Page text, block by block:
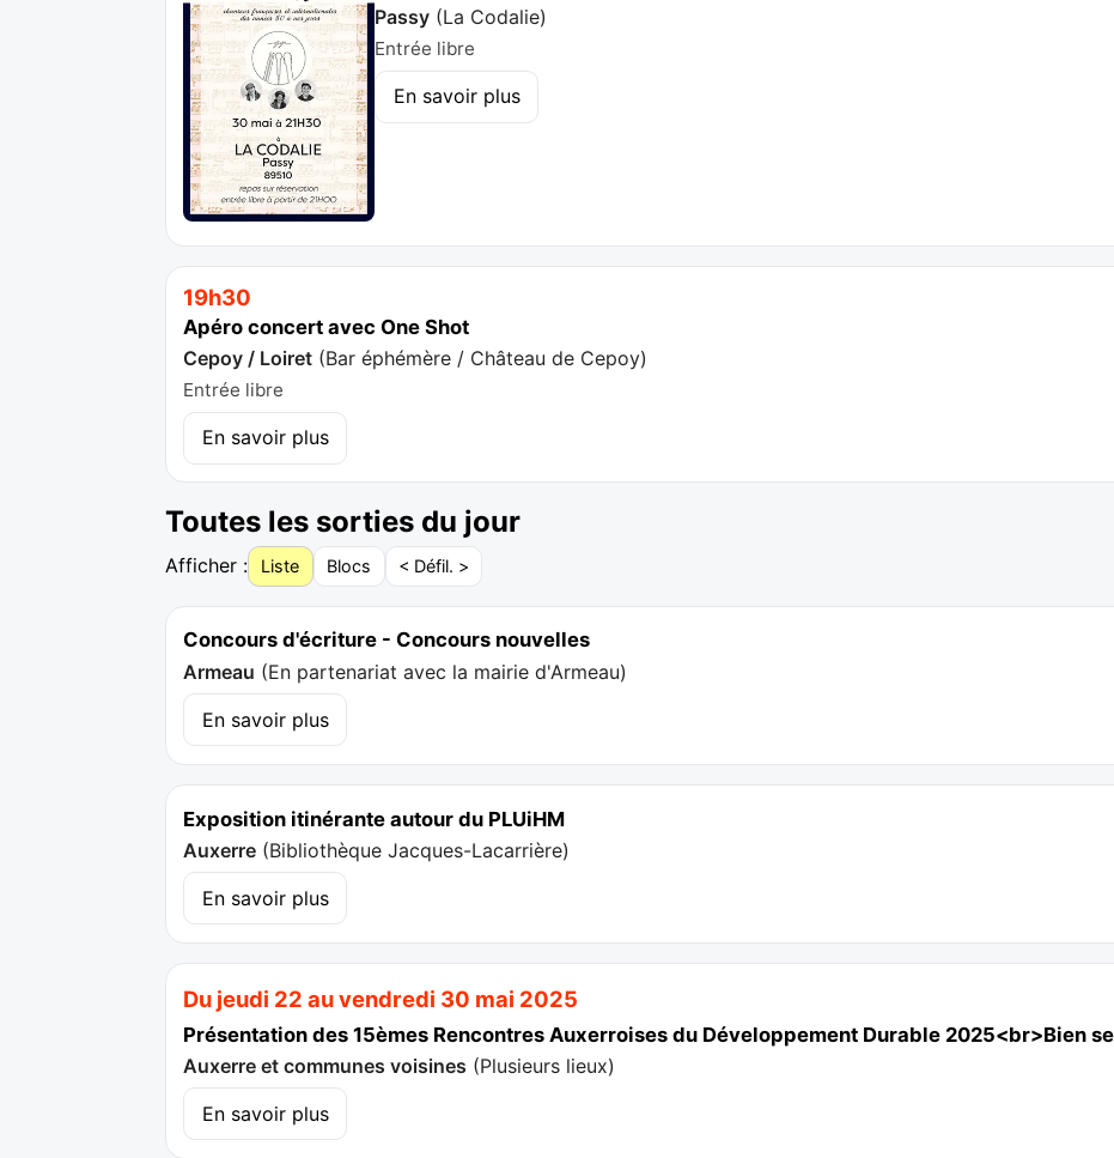
Passy (La Codalie)
Entrée libre
En savoir plus
19h30
Apéro concert avec One Shot
Cepoy / Loiret (Bar éphémère / Château de Cepoy)
Entrée libre
En savoir plus
Toutes les sorties du jour
Afficher : Liste Blocs < Défil. >
Concours d'écriture - Concours nouvelles
Armeau (En partenariat avec la mairie d'Armeau)
En savoir plus
Exposition itinérante autour du PLUiHM
Auxerre (Bibliothèque Jacques-Lacarrière)
En savoir plus
Du jeudi 22 au vendredi 30 mai 2025
Présentation des 15èmes Rencontres Auxerroises du Développement Durable 2025<br>Bien
Auxerre et communes voisines (Plusieurs lieux)
En savoir plus